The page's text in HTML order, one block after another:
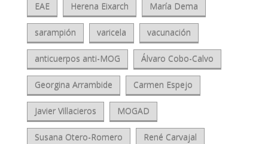
EAE Herena Eixarch María Dema
sarampión varicela vacunación
anticuerpos anti-MOG Álvaro Cobo-Calvo
Georgina Arrambide Carmen Espejo
Javier Villacieros MOGAD
Susana Otero-Romero René Carvajal